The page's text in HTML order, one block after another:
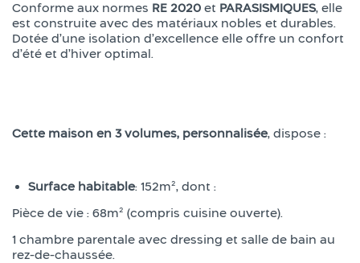
Conforme aux normes RE 2020 et PARASISMIQUES, elle
est construite avec des matériaux nobles et durables.
Dotée d’une isolation d’excellence elle offre un confort
d’été et d’hiver optimal.
Cette maison en 3 volumes, personnalisée, dispose :
Surface habitable: 152m², dont :
Pièce de vie : 68m² (compris cuisine ouverte).
1 chambre parentale avec dressing et salle de bain au
rez-de-chaussée.